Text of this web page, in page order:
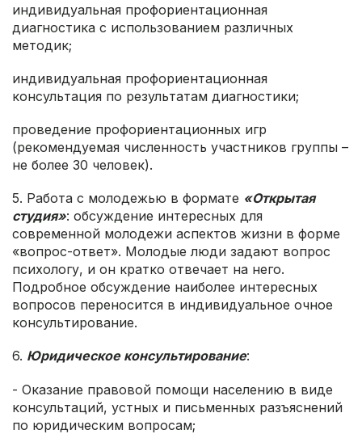
индивидуальная профориентационная
диагностика с использованием различных
методик;
индивидуальная профориентационная
консультация по результатам диагностики;
проведение профориентационных игр
(рекомендуемая численность участников группы –
не более 30 человек).
5. Работа с молодежью в формате «Открытая
студия»: обсуждение интересных для
современной молодежи аспектов жизни в форме
«вопрос-ответ». Молодые люди задают вопрос
психологу, и он кратко отвечает на него.
Подробное обсуждение наиболее интересных
вопросов переносится в индивидуальное очное
консультирование.
6. Юридическое консультирование:
- Оказание правовой помощи населению в виде
консультаций, устных и письменных разъяснений
по юридическим вопросам;